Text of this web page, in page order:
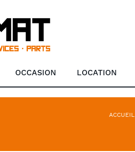
OCCASION LOCATION
ACCUEIL